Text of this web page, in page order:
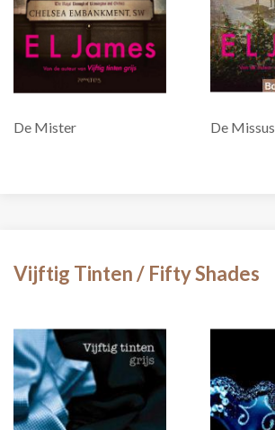
De Mister De Missus
Vijftig Tinten / Fifty Shades